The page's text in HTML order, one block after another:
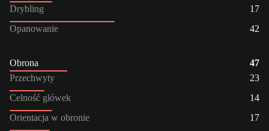
Drybling
17
Opanowanie
42
Obrona
47
Przechwyty
23
Celność główek
14
Orientacja w obronie
17